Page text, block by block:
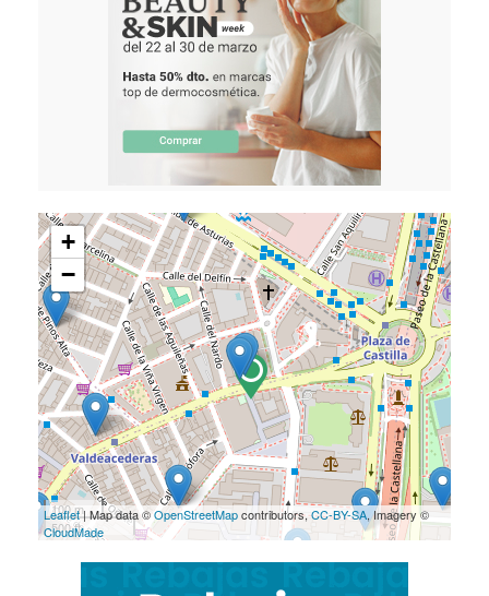
+
−
100 m
500 ft
Leaflet| Map data ©OpenStreetMapcontributors,CC-BY-SA, Imagery ©
CloudMade